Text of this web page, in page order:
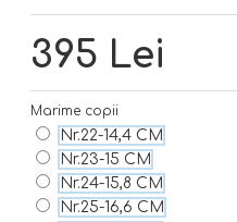
395 Lei
Marime copii
Nr.22-14,4 CM
Nr.23-15 CM
Nr.24-15,8 CM
Nr.25-16,6 CM